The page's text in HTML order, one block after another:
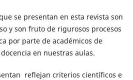
se presentan en esta revista son
y son fruto de rigurosos procesos
por parte de académicos de
en nuestras aulas.
reflejan criterios científicos e